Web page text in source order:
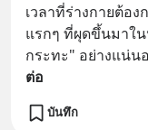
เวลาที่ร่างกายต้อง
แรกๆ ที่ผุดขึ้นมาใ
กระทะ" อย่างแน่น
ต่อ
บันทึก